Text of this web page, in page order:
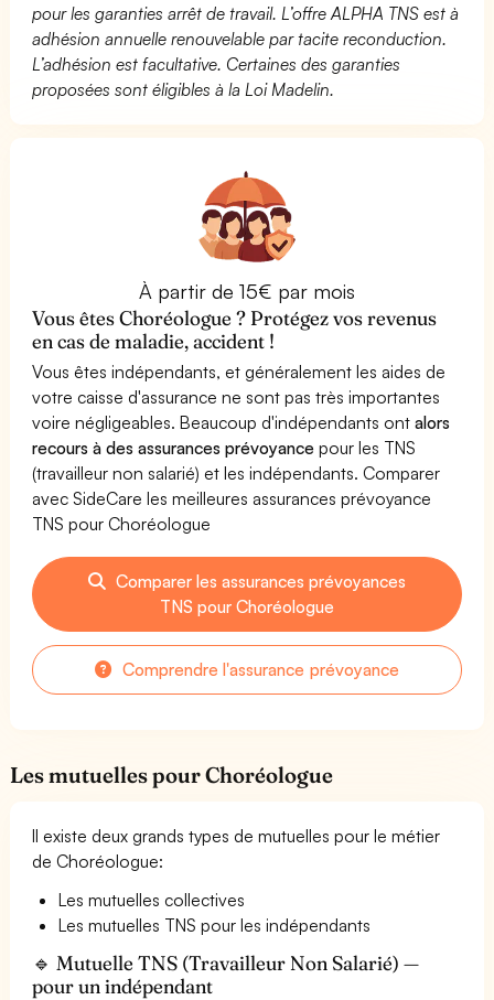
pour les garanties arrêt de travail. L’offre ALPHA TNS est à
adhésion annuelle renouvelable par tacite reconduction.
L’adhésion est facultative. Certaines des garanties
proposées sont éligibles à la Loi Madelin.
À partir de 15€ par mois
Vous êtes Choréologue ? Protégez vos revenus
en cas de maladie, accident !
Vous êtes indépendants, et généralement les aides de
votre caisse d'assurance ne sont pas très importantes
voire négligeables. Beaucoup d'indépendants ontalors
recours à des assurances prévoyance pour les TNS
(travailleur non salarié) et les indépendants. Comparer
avec SideCare les meilleures assurances prévoyance
TNS pour Choréologue
Comparer les assurances prévoyances
TNS pour Choréologue
Comprendre l'assurance prévoyance
Les mutuelles pour Choréologue
Il existe deux grands types de mutuelles pour le métier
de Choréologue:
Les mutuelles collectives
Les mutuelles TNS pour les indépendants
🔹 Mutuelle TNS (Travailleur Non Salarié) —
pour un indépendant